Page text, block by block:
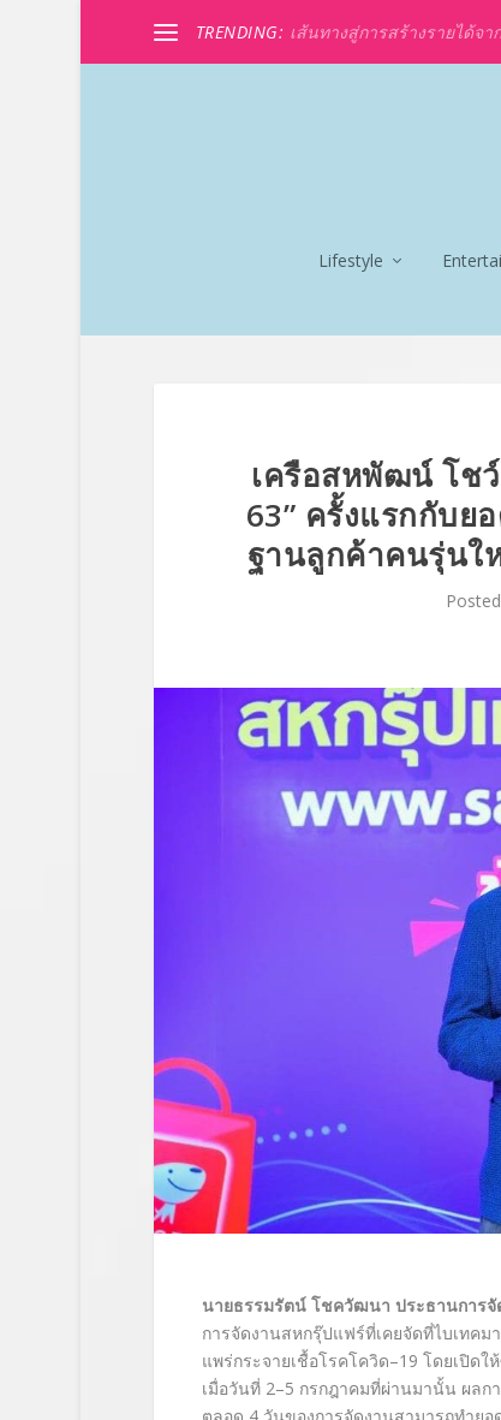
TRENDING: เส้นทางสู่การสร้างรายได้จา
Lifestyle
เครือสหพัฒน์ โช
63” ครั้งแรกกับย
ฐานลูกค้าคนรุ่นใ
นายธรรมรัตน์ โชควัฒนา ประธานการ
การจัดงานสหกรุ๊ปแฟร์ที่เคยจัดที่ไบเทค
แพร่กระจายเชื้อโรคโควิด–19 โดยเปิดใ
เมื่อวันที่ 2–5 กรกฎาคมที่ผ่านมานั้น ผลก